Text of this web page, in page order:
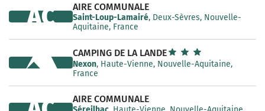
AIRE COMMUNALE
Saint-Loup-Lamairé, Deux-Sèvres, Nouvelle-
Aquitaine, France
AC
CAMPING DE LA LANDE
Nexon, Haute-Vienne, Nouvelle-Aquitaine,
France
AIRE COMMUNALE